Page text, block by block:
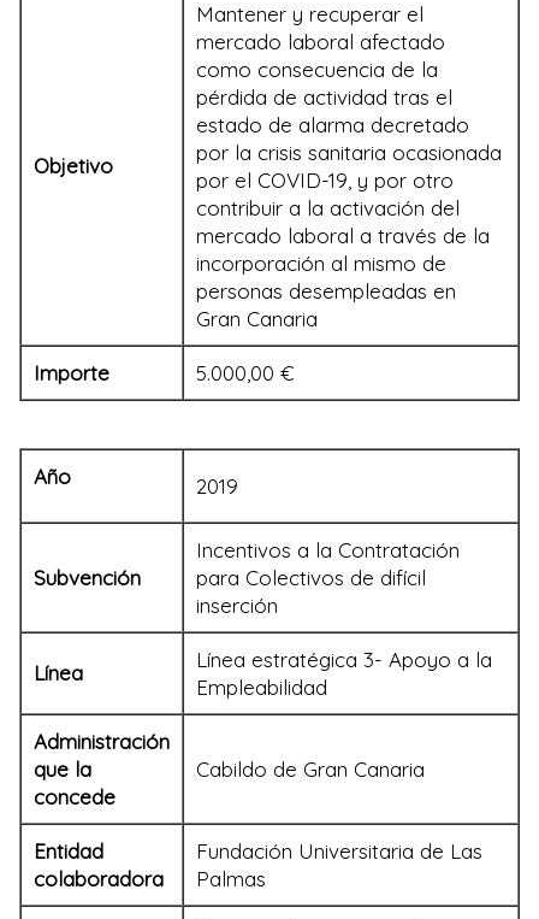
Objetivo
Mantener y recuperar el
mercado laboral afectado
como consecuencia de la
pérdida de actividad tras el
estado de alarma decretado
por la crisis sanitaria ocasionada
por el COVID-19, y por otro
contribuir a la activación del
mercado laboral a través de la
incorporación al mismo de
personas desempleadas en
Gran Canaria
Importe 5.000,00 €
Año 2019
Subvención
Incentivos a la Contratación
para Colectivos de difícil
inserción
Línea
Línea estratégica 3- Apoyo a la
Empleabilidad
Administración
que la
concede
Cabildo de Gran Canaria
Entidad
colaboradora
Fundación Universitaria de Las
Palmas